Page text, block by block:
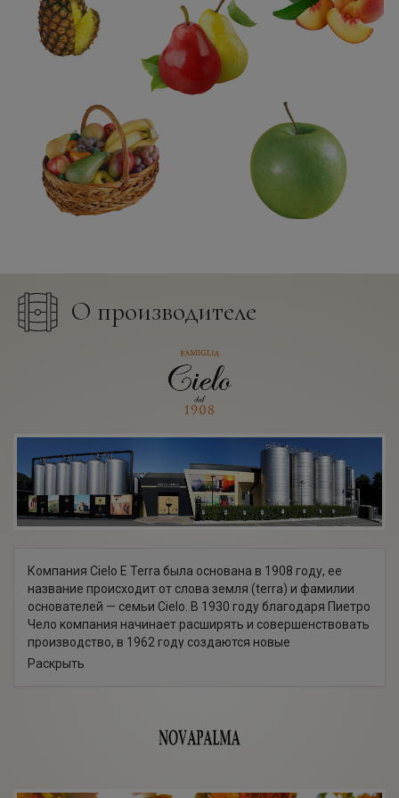
О производителе
Компания Cielo E Terra была основана в 1908 году, ее
название происходит от слова земля (terra) и фамилии
основателей — семьи Cielo. В 1930 году благодаря Пиетро
Чело компания начинает расширять и совершенствовать
производство, в 1962 году создаются новые
виноградники и увеличивается выпуск продукции.
производителей региона Венето, ей принадлежит около
300 га земли. Выпускаемая продукция занимает второе
Раскрыть